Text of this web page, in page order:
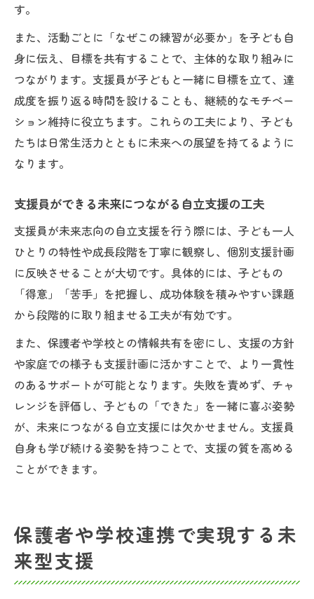
す。
また、活動ごとに「なぜこの練習が必要か」を子ども自
身に伝え、目標を共有することで、主体的な取り組みに
つながります。支援員が子どもと一緒に目標を立て、達
成度を振り返る時間を設けることも、継続的なモチベー
ション維持に役立ちます。これらの工夫により、子ども
たちは日常生活力とともに未来への展望を持てるように
なります。
支援員ができる未来につながる自立支援の工夫
支援員が未来志向の自立支援を行う際には、子ども一人
ひとりの特性や成長段階を丁寧に観察し、個別支援計画
に反映させることが大切です。具体的には、子どもの
「得意」「苦手」を把握し、成功体験を積みやすい課題
から段階的に取り組ませる工夫が有効です。
また、保護者や学校との情報共有を密にし、支援の方針
や家庭での様子も支援計画に活かすことで、より一貫性
のあるサポートが可能となります。失敗を責めず、チャ
レンジを評価し、子どもの「できた」を一緒に喜ぶ姿勢
が、未来につながる自立支援には欠かせません。支援員
自身も学び続ける姿勢を持つことで、支援の質を高める
ことができます。
保護者や学校連携で実現する未
来型支援